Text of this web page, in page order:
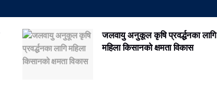
जलवायु अनुकूल कृषि प्रवर्द्धनका लागि
महिला किसानको क्षमता विकास